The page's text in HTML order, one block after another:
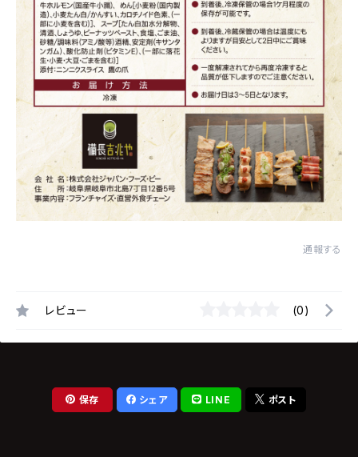
通報する
レビュー (0)
保存 シェア LINE ポスト